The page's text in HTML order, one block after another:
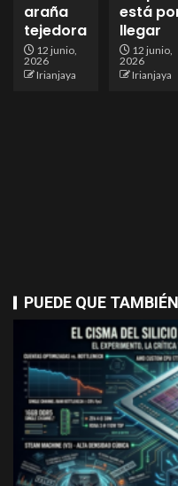
araña
tejedora
12 junio,
2026
Irianjaya
está
llegar
12 junio,
2026
Irianjaya
PUEDE QUE